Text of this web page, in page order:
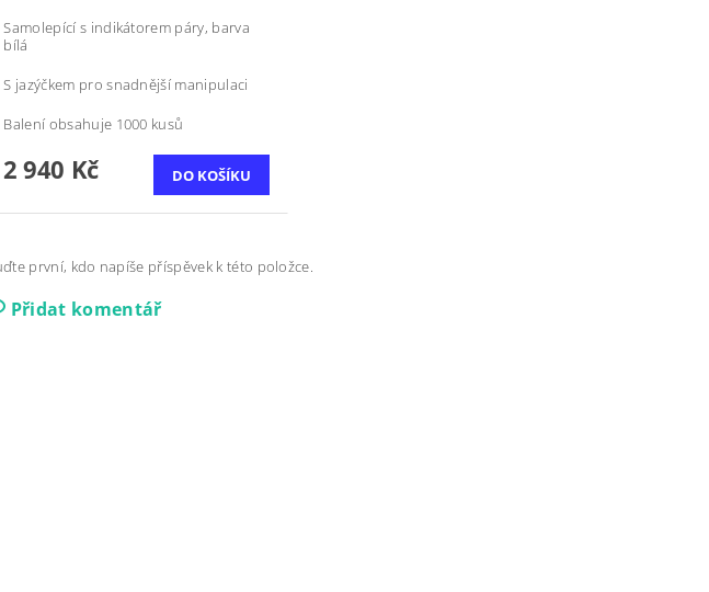
Samolepící s indikátorem páry, barva
bílá
S jazýčkem pro snadnější manipulaci
Balení obsahuje 1000 kusů
2 940 Kč
první, kdo napíše příspěvek k této položce.
Přidat komentář